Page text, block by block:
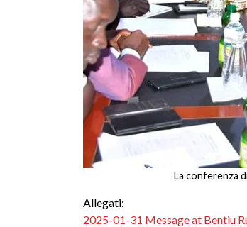
La conferenza
Allegati:
2025-01-31 Message at Bentiu